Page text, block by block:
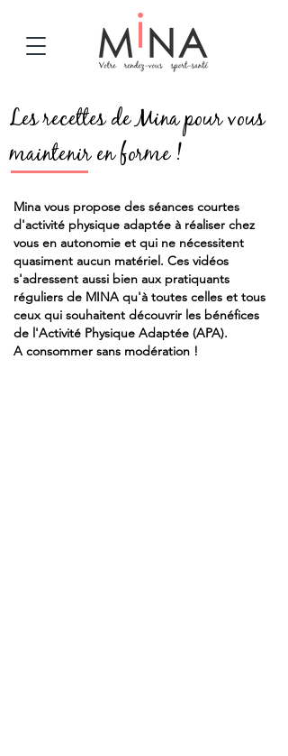
Les recettes de Mina pour vous
maintenir en forme !
Mina vous propose des séances courtes
d'activité physique adaptée à réaliser chez
vous en autonomie et qui ne nécessitent
quasiment aucun matériel. Ces vidéos
s'adressent aussi bien aux pratiquants
réguliers de MINA qu'à toutes celles et tous
ceux qui souhaitent découvrir les bénéfices
de l'Activité Physique Adaptée (APA).
A consommer sans modération !